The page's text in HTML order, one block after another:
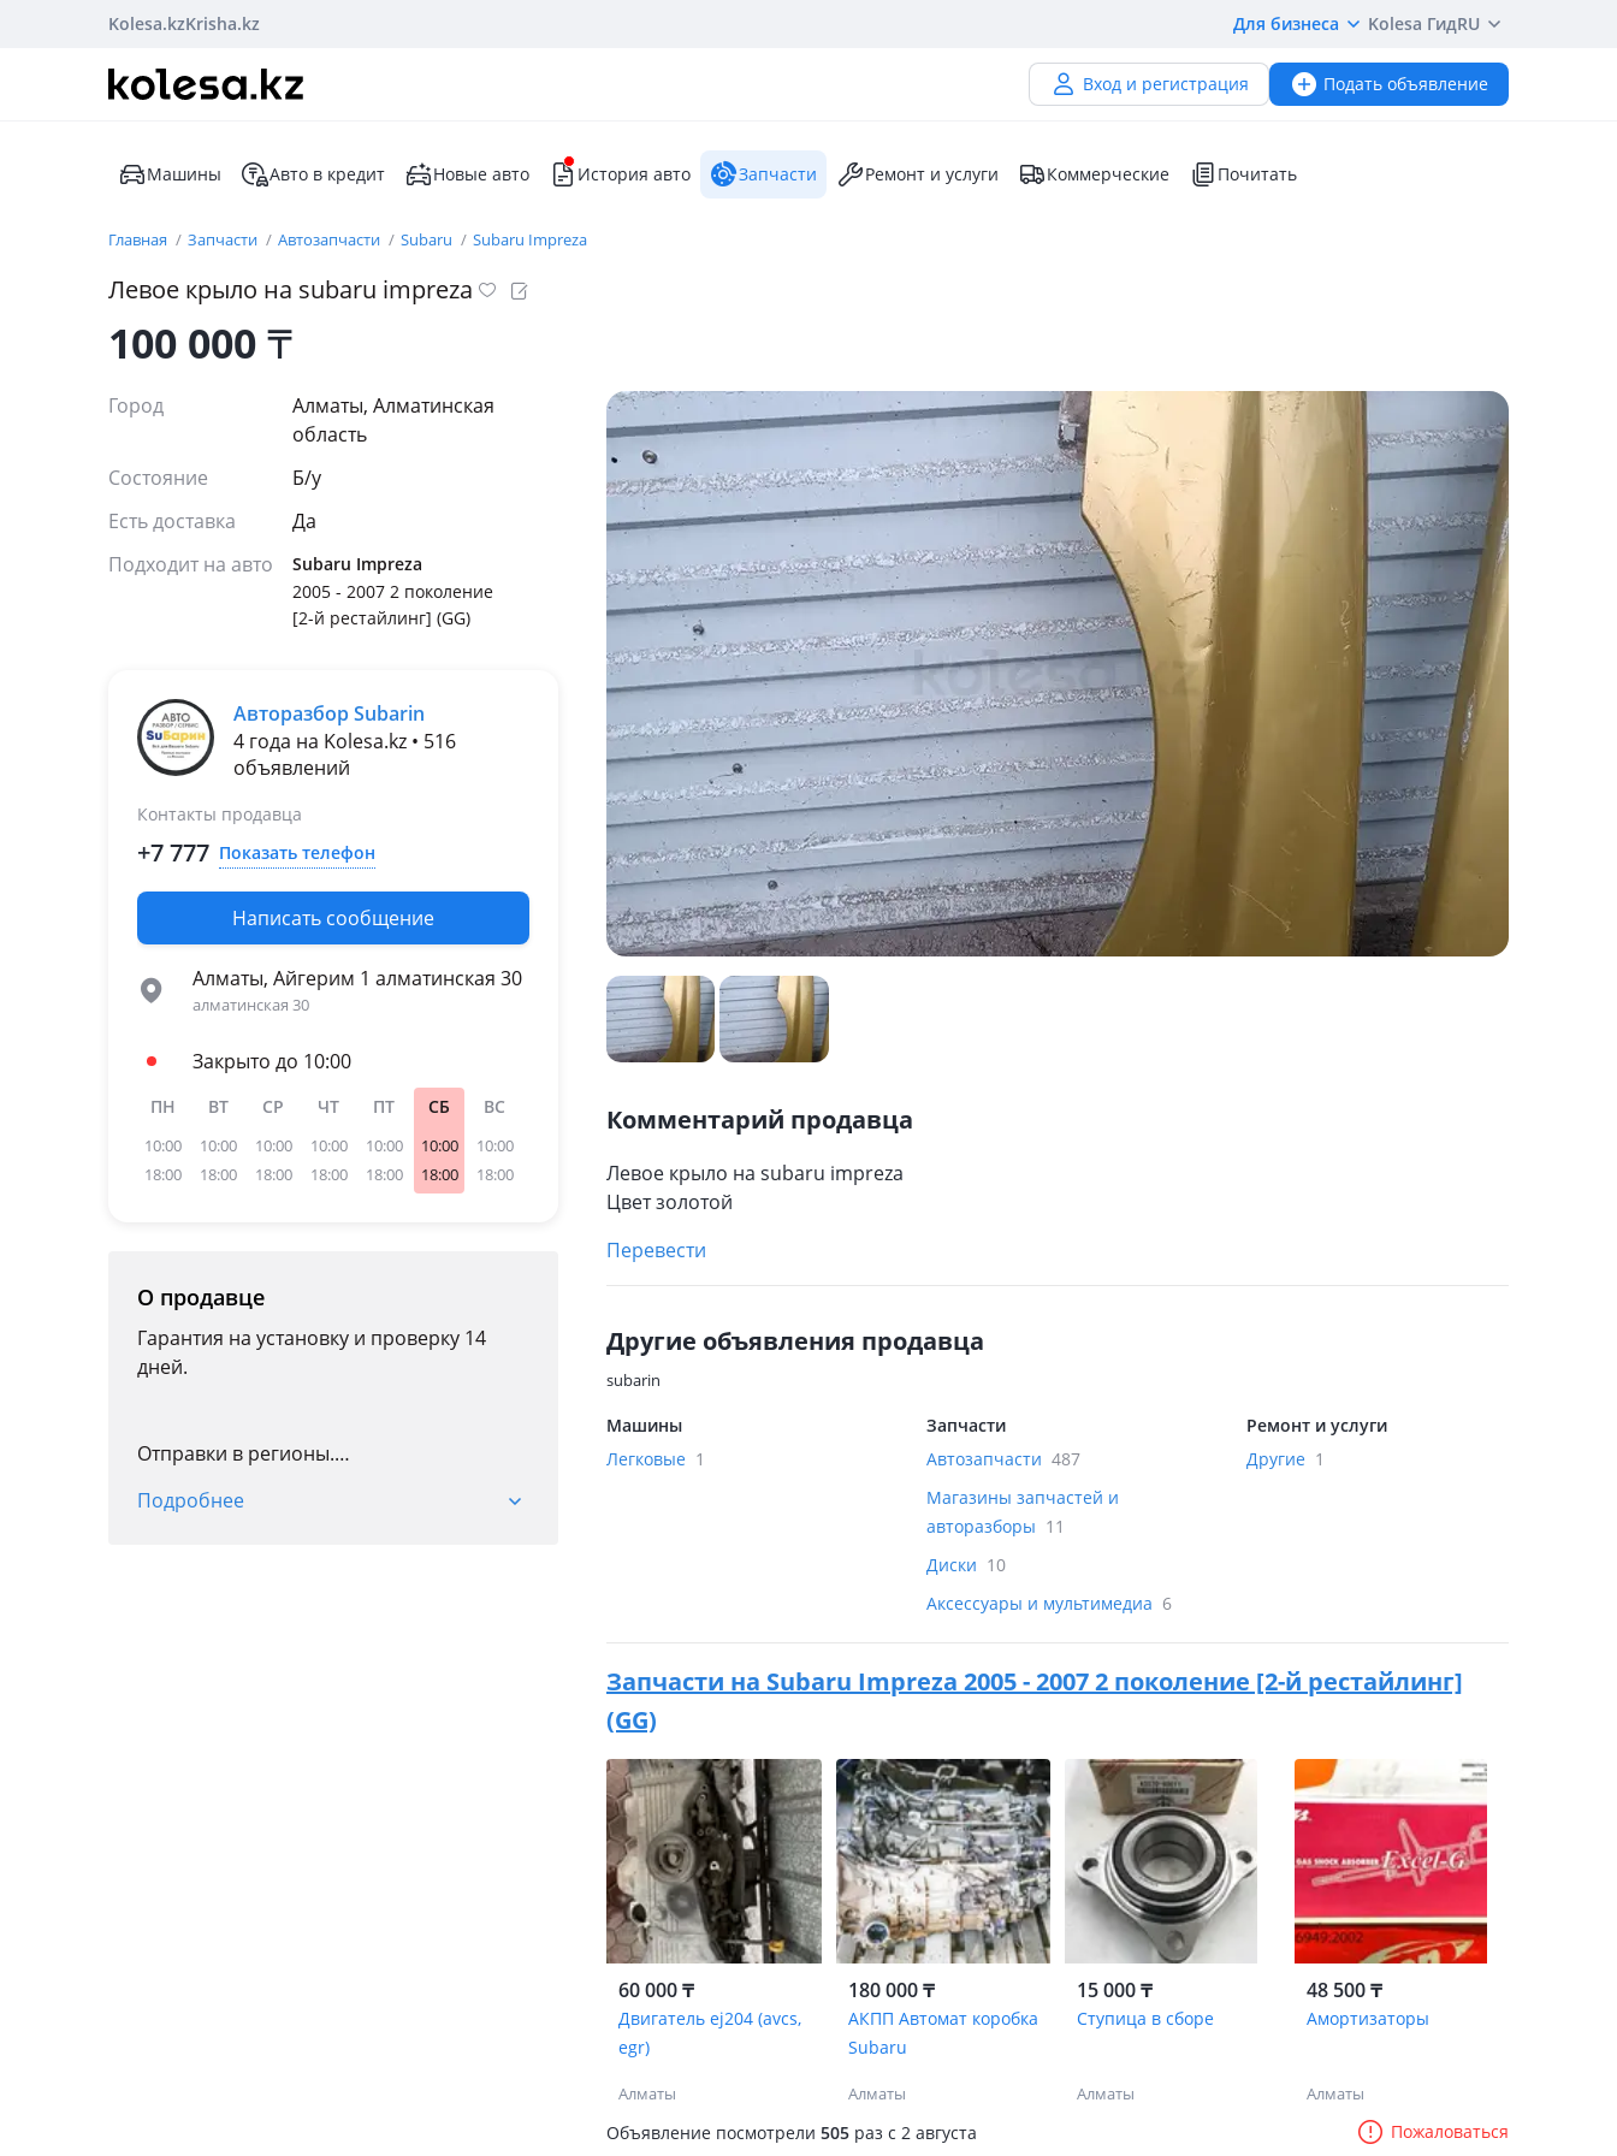
Kolesa.kzKrisha.kz Для бизнеса Kolesa ГидRU
Вход и регистрация Подать объявление
Машины Авто в кредит Новые авто История авто Запчасти Ремонт и услуги Коммерческие Почитать
Главная Запчасти Автозапчасти Subaru Subaru Impreza
Левое крыло на subaru impreza
100 000₸
Город
Алматы, Алматинская
область
Состояние
Б/y
Есть доставка
Да
Подходит на авто
Subaru Impreza
2005 - 2007 2 поколение
[2-й рестайлинг] (GG)
Авторазбор Subarin
4 года на Kolesa.kz • 516
объявлений
Контакты продавца
+7 777 Показать телефон
Написать сообщение
Алматы, Айгерим 1 алматинская 30
алматинская 30
Закрыто до 10:00
ПН
10:00
18:00
ВТ
10:00
18:00
СР
10:00
18:00
ЧТ
10:00
18:00
ПТ
10:00
18:00
СБ
10:00
18:00
ВС
10:00
18:00
О продавце
Гарантия на установку и проверку 14
дней.
Отправки в регионы.
Подробнее
Комментарий продавца
Левое крыло на subaru impreza
Цвет золотой
Перевести
Другие объявления продавца
subarin
Машины
Легковые 1
Запчасти
Автозапчасти 487
Магазины запчастей и
авторазборы 11
Диски 10
Аксессуары и мультимедиа 6
Ремонт и услуги
Другие 1
Запчасти на Subaru Impreza 2005 - 2007 2 поколение [2-й рестайлинг]
(GG)
60 000 ₸
Двигатель ej204 (avcs,
egr)
Алматы
180 000 ₸
АКПП Автомат коробка
Subaru
Алматы
15 000 ₸
Ступица в сборе
Алматы
48 500 ₸
Амортизаторы
Алматы
Объявление посмотрели 505 раз c 2 августа Пожаловаться